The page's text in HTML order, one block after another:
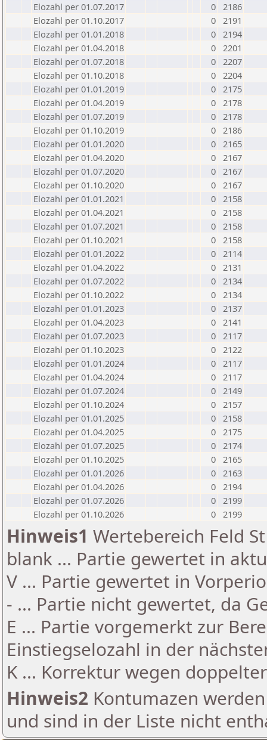
Elozahl per 01.07.2017
0 2186
Elozahl per 01.10.2017
0 2191
Elozahl per 01.01.2018
0 2194
Elozahl per 01.04.2018
0 2201
Elozahl per 01.07.2018
0 2207
Elozahl per 01.10.2018
0 2204
Elozahl per 01.01.2019
0 2175
Elozahl per 01.04.2019
0 2178
Elozahl per 01.07.2019
0 2178
Elozahl per 01.10.2019
0 2186
Elozahl per 01.01.2020
0 2165
Elozahl per 01.04.2020
0 2167
Elozahl per 01.07.2020
0 2167
Elozahl per 01.10.2020
0 2167
Elozahl per 01.01.2021
0 2158
Elozahl per 01.04.2021
0 2158
Elozahl per 01.07.2021
0 2158
Elozahl per 01.10.2021
0 2158
Elozahl per 01.01.2022
0 2114
Elozahl per 01.04.2022
0 2131
Elozahl per 01.07.2022
0 2134
Elozahl per 01.10.2022
0 2134
Elozahl per 01.01.2023
0 2137
Elozahl per 01.04.2023
0 2141
Elozahl per 01.07.2023
0 2117
Elozahl per 01.10.2023
0 2122
Elozahl per 01.01.2024
0 2117
Elozahl per 01.04.2024
0 2117
Elozahl per 01.07.2024
0 2149
Elozahl per 01.10.2024
0 2157
Elozahl per 01.01.2025
0 2158
Elozahl per 01.04.2025
0 2175
Elozahl per 01.07.2025
0 2174
Elozahl per 01.10.2025
0 2165
Elozahl per 01.01.2026
0 2163
Elozahl per 01.04.2026
0 2194
Elozahl per 01.07.2026
0 2199
Elozahl per 01.10.2026
0 2199
Hinweis1 Wertebereich Feld
blank ... Partie gewertet in
V ... Partie gewertet in
- ... Partie nicht gewertet, da
E ... Partie vorgemerkt zur
Einstiegselozahl in der
K ... Korrektur wegen
Hinweis2 Kontumazen
und sind in der Liste nicht